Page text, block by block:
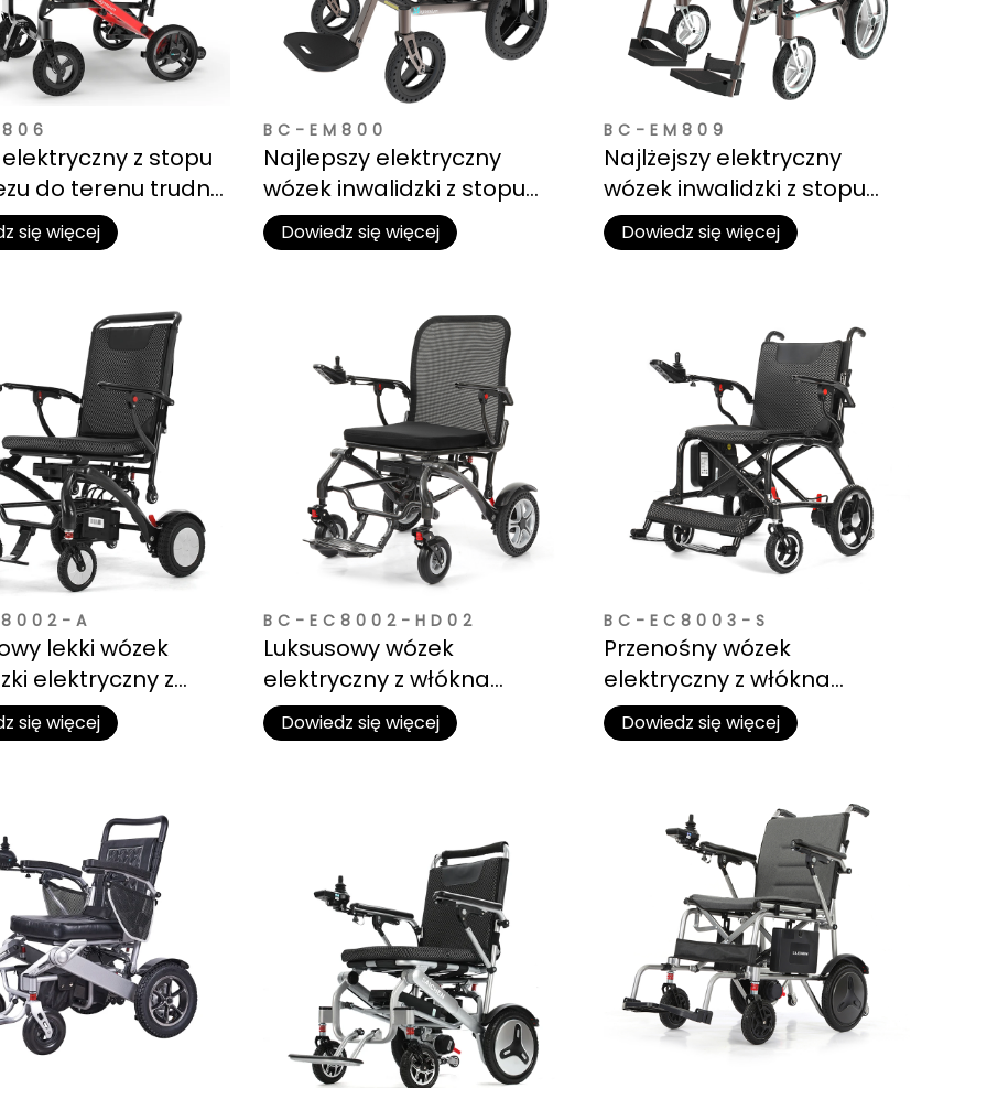
z stopu
do terenu trudno
| Odporna na
rama dla przygód
się więcej
BC-EM800
Najlepszy elektryczny
wózek inwalidzki z stopu
magnezu dla seniorów
Dowiedz się więcej
BC-EM809
Najlżejszy elektryczny
wózek inwalidzki z stopu
magnezu do podróży
Dowiedz się więcej
A
lekki wózek
elektryczny z
węglowego i
litową
się więcej
BC-EC8002-HD02
Luksusowy wózek
elektryczny z włókna
węglowego | Premium
ergonomia i obrotowe
Dowiedz się więcej
BC-EC8003-S
Przenośny wózek
elektryczny z włókna
węglowego do samochodu
i samolotu | Bateria litowa
Dowiedz się więcej